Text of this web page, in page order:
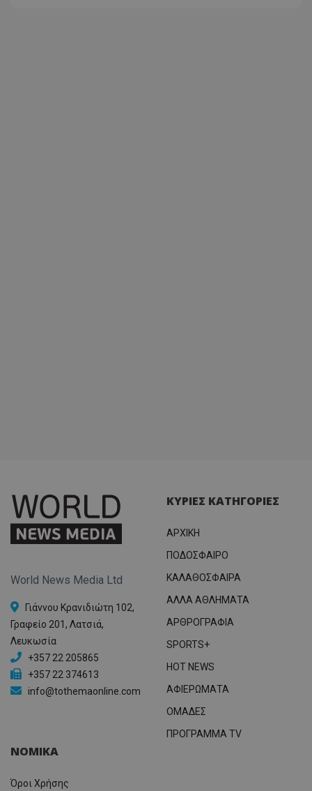
World News Media Ltd
Γιάννου Κρανιδιώτη 102,
Γραφείο 201, Λατσιά,
Λευκωσία
+357 22 205865
+357 22 374613
info@tothemaonline.com
ΚΥΡΙΕΣ ΚΑΤΗΓΟΡΙΕΣ
ΑΡΧΙΚΗ
ΠΟΔΟΣΦΑΙΡΟ
ΚΑΛΑΘΟΣΦΑΙΡΑ
ΑΛΛΑ ΑΘΛΗΜΑΤΑ
ΑΡΘΡΟΓΡΑΦΙΑ
SPORTS+
HOT NEWS
ΑΦΙΕΡΩΜΑΤΑ
ΟΜΑΔΕΣ
ΠΡΟΓΡΑΜΜΑ TV
ΝΟΜΙΚΑ
Όροι Χρήσης